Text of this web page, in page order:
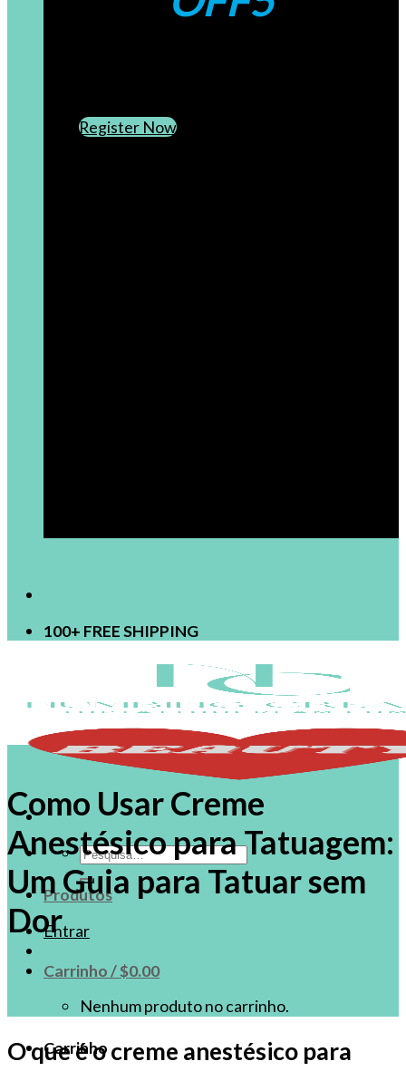
Register Now
100+ FREE SHIPPING
Pesquisar
por:
Produtos
Entrar
Carrinho /$0.00
Nenhum produto no carrinho.
Carrinho
Como Usar Creme
Anestésico para Tatuagem:
Um Guia para Tatuar sem
Dor
O que é o creme anestésico para